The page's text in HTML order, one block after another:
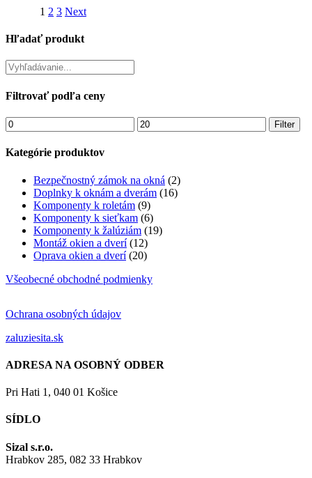
1 2 3 Next
Hľadať produkt
Filtrovať podľa ceny
Filter
Kategórie produktov
Bezpečnostný zámok na okná (2)
Doplnky k oknám a dverám (16)
Komponenty k roletám (9)
Komponenty k sieťkam (6)
Komponenty k žalúziám (19)
Montáž okien a dverí (12)
Oprava okien a dverí (20)
Všeobecné obchodné podmienky
Ochrana osobných údajov
zaluziesita.sk
ADRESA NA OSOBNÝ ODBER
Pri Hati 1, 040 01 Košice
SÍDLO
Sizal s.r.o.
Hrabkov 285, 082 33 Hrabkov